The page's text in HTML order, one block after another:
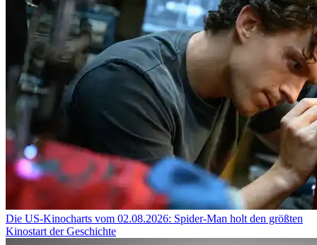
Die US-Kinocharts vom 02.08.2026: Spider-Man holt den größten
Kinostart der Geschichte